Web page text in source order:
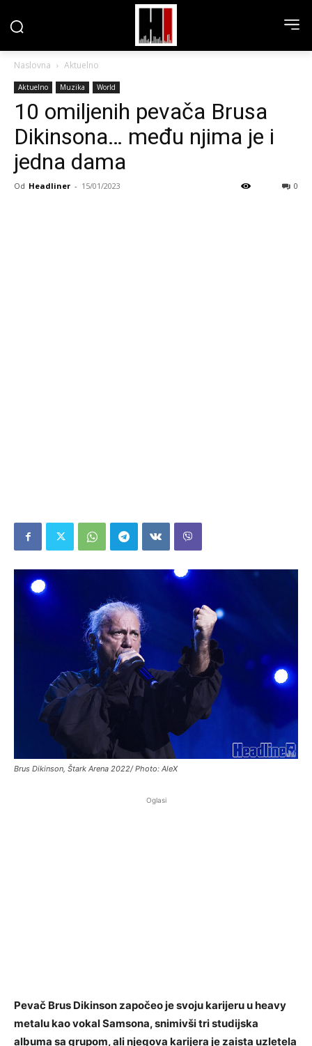
Naslovna Aktuelno
Aktuelno Muzika World
10 omiljenih pevača Brusa
Dikinsona… među njima je i
jedna dama
Od Headliner - 15/01/2023 0
Brus Dikinson, Štark Arena 2022/ Photo: AleX
Oglasi
Pevač Brus Dikinson započeo je svoju karijeru u heavy
metalu kao vokal Samsona, snimivši tri studijska
albuma sa grupom, ali njegova karijera je zaista uzletela